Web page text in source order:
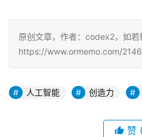
原创文章，作者：codex2，如若
https://www.ormemo.com/
人工智能 创造力
赞